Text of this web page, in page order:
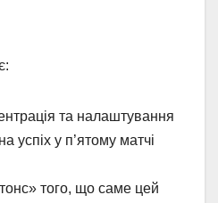
та налаштування
успіх у п’ятому матчі
того, що саме цей